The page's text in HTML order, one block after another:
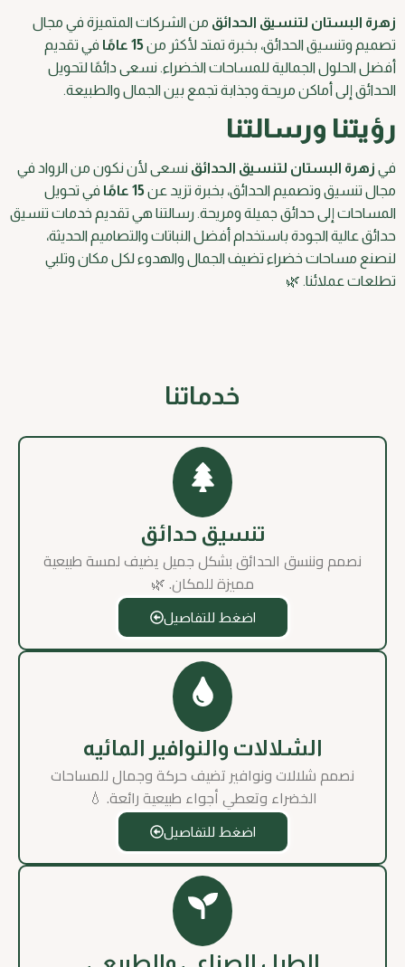
زهرة البستان لتنسيق الحدائق من الشركات المتميزة في مجال
تصميم وتنسيق الحدائق، بخبرة تمتد لأكثر من15 عامًا
في تقديم
أفضل الحلول الجمالية للمساحات الخضراء. نسعى دائمًا لتحويل
الحدائق إلى أماكن مريحة وجذابة تجمع بين الجمال والطبيعة.
رؤيتنا ورسالتنا
في زهرة البستان لتنسيق الحدائق نسعى لأن نكون من الرواد في
مجال تنسيق وتصميم الحدائق، بخبرة تزيد عن15 عامًا
في تحويل
المساحات إلى حدائق جميلة ومريحة. رسالتنا هي تقديم خدمات تنسيق
حدائق عالية الجودة باستخدام أفضل النباتات والتصاميم الحديثة،
لنصنع مساحات خضراء تضيف الجمال والهدوء لكل مكان وتلبي
تطلعات عملائنا. 🌿
خدماتنا
تنسيق حدائق
نصمم وننسق الحدائق بشكل جميل يضيف لمسة طبيعية
مميزة للمكان. 🌿
اضغط للتفاصيل
الشلالات والنوافير المائيه
نصمم شلالات ونوافير تضيف حركة وجمال للمساحات
الخضراء وتعطي أجواء طبيعية رائعة. 💧
اضغط للتفاصيل